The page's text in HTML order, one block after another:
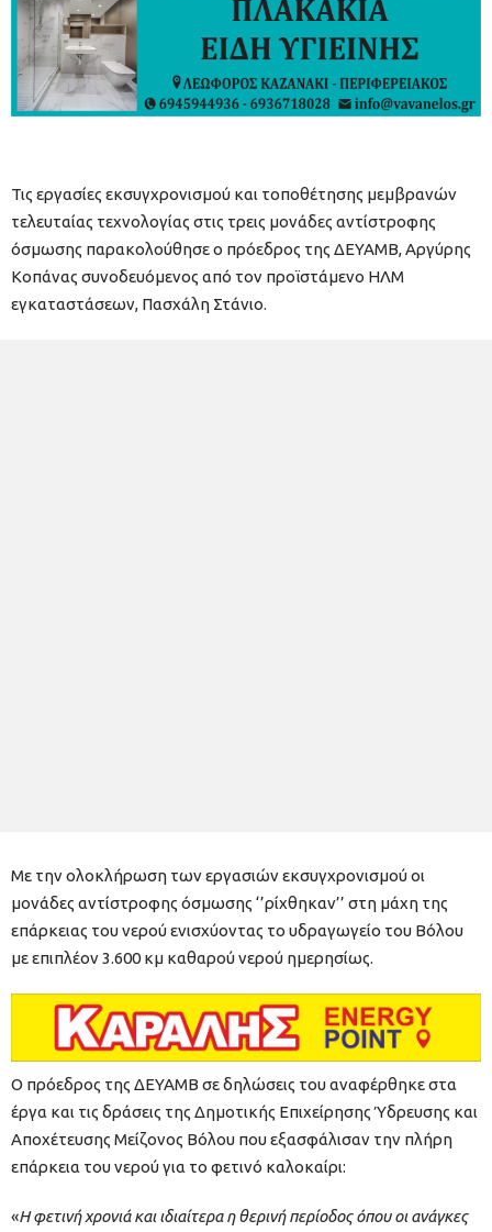
Τις εργασίες εκσυγχρονισμού και τοποθέτησης μεμβρανών
τελευταίας τεχνολογίας στις τρεις μονάδες αντίστροφης
όσμωσης παρακολούθησε ο πρόεδρος της ΔΕΥΑΜΒ, Αργύρης
Κοπάνας συνοδευόμενος από τον προϊστάμενο ΗΛΜ
εγκαταστάσεων, Πασχάλη Στάνιο.
Με την ολοκλήρωση των εργασιών εκσυγχρονισμού οι
μονάδες αντίστροφης όσμωσης ‘’ρίχθηκαν’’ στη μάχη της
επάρκειας του νερού ενισχύοντας το υδραγωγείο του Βόλου
με επιπλέον 3.600 κμ καθαρού νερού ημερησίως.
Ο πρόεδρος της ΔΕΥΑΜΒ σε δηλώσεις του αναφέρθηκε στα
έργα και τις δράσεις της Δημοτικής Επιχείρησης Ύδρευσης και
Αποχέτευσης Μείζονος Βόλου που εξασφάλισαν την πλήρη
επάρκεια του νερού για το φετινό καλοκαίρι:
«Η φετινή χρονιά και ιδιαίτερα η θερινή περίοδος όπου οι ανάγκες